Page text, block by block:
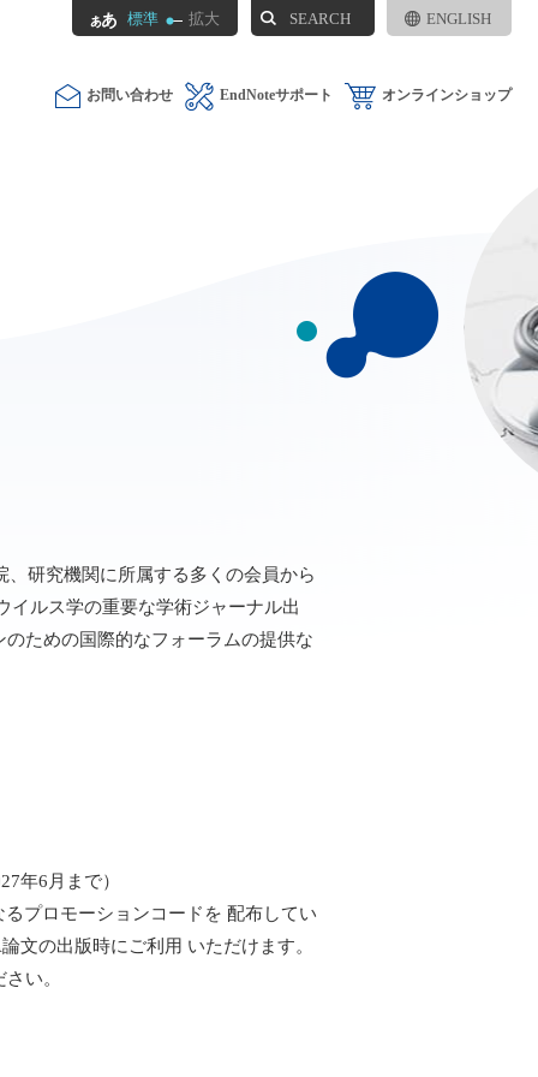
ENGLISH
SEARCH
標準 拡大
お問い合わせ EndNoteサポート オンラインショップ
研究機関に所属する多くの会員から
イルス学の重要な学術ジャーナル出
ための国際的なフォーラムの提供な
年6月まで）
プロモーションコードを 配布してい
文の出版時にご利用 いただけます。
い。